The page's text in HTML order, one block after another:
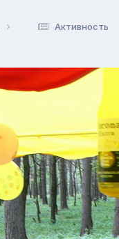
Активность